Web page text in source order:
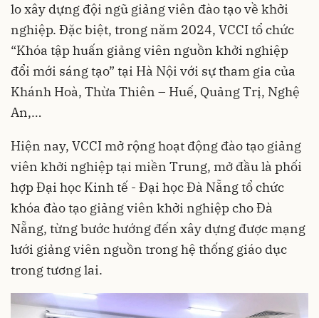
lo xây dựng đội ngũ giảng viên đào tạo về khởi
nghiệp. Đặc biệt, trong năm 2024, VCCI tổ chức
“Khóa tập huấn giảng viên nguồn khởi nghiệp
đổi mới sáng tạo” tại Hà Nội với sự tham gia của
Khánh Hoà, Thừa Thiên – Huế, Quảng Trị, Nghệ
An,…
Hiện nay, VCCI mở rộng hoạt động đào tạo giảng
viên khởi nghiệp tại miền Trung, mở đầu là phối
hợp Đại học Kinh tế - Đại học Đà Nẵng tổ chức
khóa đào tạo giảng viên khởi nghiệp cho Đà
Nẵng, từng bước hướng đến xây dựng được mạng
lưới giảng viên nguồn trong hệ thống giáo dục
trong tương lai.